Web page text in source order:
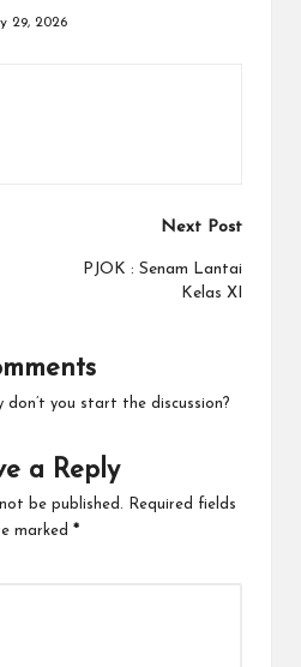
29, 2026
Next Post
PJOK : Senam Lantai
Kelas XI
don’t you start the discussion?
a Reply
be published.
Required fields
marked *